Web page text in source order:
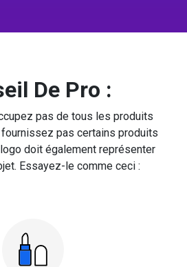
De Pro :
pas de tous les produits
pas certains produits
doit également représenter
Essayez-le comme ceci :